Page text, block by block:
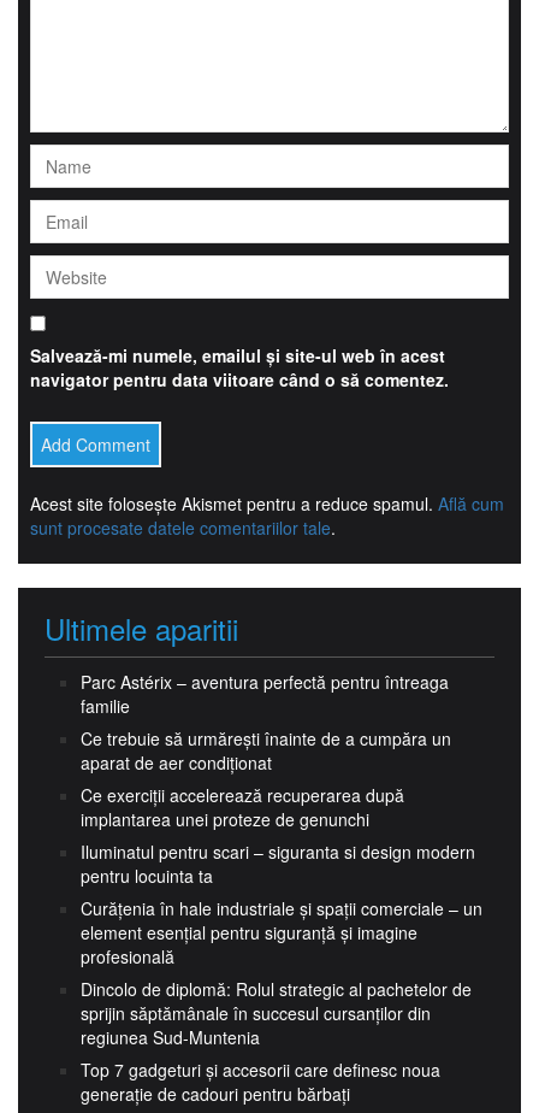
Salvează-mi numele, emailul și site-ul web în acest
navigator pentru data viitoare când o să comentez.
Acest site folosește Akismet pentru a reduce spamul. Află cum
sunt procesate datele comentariilor tale.
Ultimele aparitii
Parc Astérix – aventura perfectă pentru întreaga
familie
Ce trebuie să urmărești înainte de a cumpăra un
aparat de aer condiționat
Ce exerciții accelerează recuperarea după
implantarea unei proteze de genunchi
Iluminatul pentru scari – siguranta si design modern
pentru locuinta ta
Curățenia în hale industriale și spații comerciale – un
element esențial pentru siguranță și imagine
profesională
Dincolo de diplomă: Rolul strategic al pachetelor de
sprijin săptămânale în succesul cursanților din
regiunea Sud-Muntenia
Top 7 gadgeturi și accesorii care definesc noua
generație de cadouri pentru bărbați